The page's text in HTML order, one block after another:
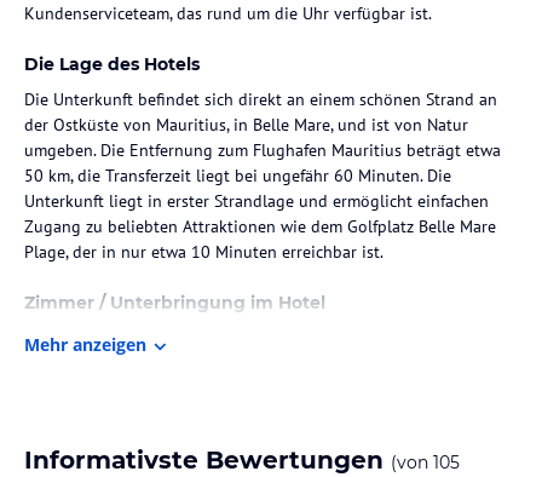
Kundenserviceteam, das rund um die Uhr verfügbar ist.
Die Lage des Hotels
Die Unterkunft befindet sich direkt an einem schönen Strand an
der Ostküste von Mauritius, in Belle Mare, und ist von Natur
umgeben. Die Entfernung zum Flughafen Mauritius beträgt etwa
50 km, die Transferzeit liegt bei ungefähr 60 Minuten. Die
Unterkunft liegt in erster Strandlage und ermöglicht einfachen
Zugang zu beliebten Attraktionen wie dem Golfplatz Belle Mare
Plage, der in nur etwa 10 Minuten erreichbar ist.
Zimmer / Unterbringung im Hotel
Die Zimmer sind im boho-chic Dekor gestaltet und verfügen über
oder eingeschränktem Meerblick, alle ausgestattet mit einem
Mehr anzeigen
Informativste Bewertungen (von 105